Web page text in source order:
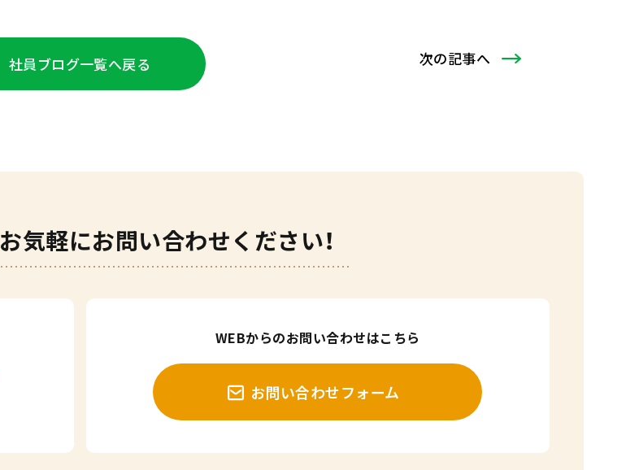
社員ブログ一覧へ戻る 次の記事へ
お気軽にお問い合わせください！
WEBからのお問い合わせはこちら
お問い合わせフォーム